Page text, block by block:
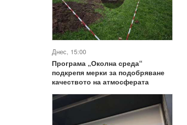
Днес, 15:00
Програма „Околна среда“
подкрепя мерки за подобряване
качеството на атмосферата